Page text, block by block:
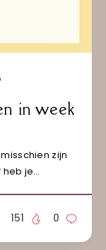
in week
zijn
heb je…
0
151